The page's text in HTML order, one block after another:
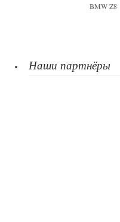
BMW Z8
Наши партнёры